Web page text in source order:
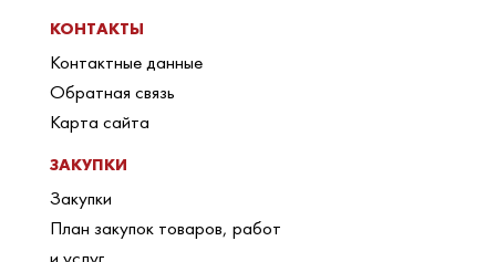
КОНТАКТЫ
Контактные данные
Обратная связь
Карта сайта
ЗАКУПКИ
Закупки
План закупок товаров, работ